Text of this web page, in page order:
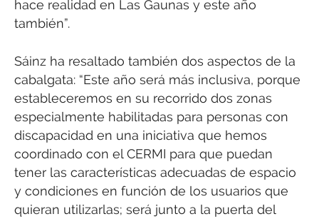
hace realidad en Las Gaunas y este año
también”.
Sáinz ha resaltado también dos aspectos de la
cabalgata: “Este año será más inclusiva, porque
estableceremos en su recorrido dos zonas
especialmente habilitadas para personas con
discapacidad en una iniciativa que hemos
coordinado con el CERMI para que puedan
tener las características adecuadas de espacio
y condiciones en función de los usuarios que
quieran utilizarlas; será junto a la puerta del